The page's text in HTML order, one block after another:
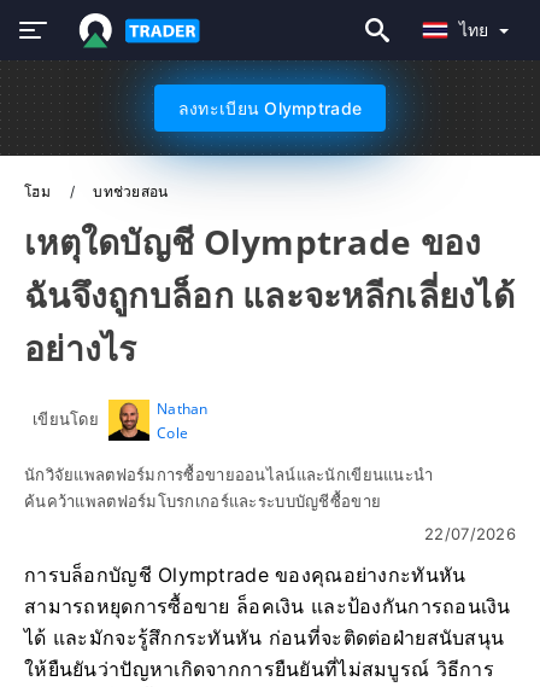
ไทย
ลงทะเบียน Olymptrade
โฮม บทช่วยสอน
เหตุใดบัญชี Olymptrade ของ
ฉันจึงถูกบล็อก และจะหลีกเลี่ยงได้
อย่างไร
เขียนโดย
Nathan
Cole
นักวิจัยแพลตฟอร์มการซื้อขายออนไลน์และนักเขียนแนะนำ
ค้นคว้าแพลตฟอร์มโบรกเกอร์และระบบบัญชีซื้อขาย
22/07/2026
การบล็อกบัญชี Olymptrade ของคุณอย่างกะทันหัน
สามารถหยุดการซื้อขาย ล็อคเงิน และป้องกันการถอนเงิน
ได้ และมักจะรู้สึกกระทันหัน ก่อนที่จะติดต่อฝ่ายสนับสนุน
ให้ยืนยันว่าปัญหาเกิดจากการยืนยันที่ไม่สมบูรณ์ วิธีการ